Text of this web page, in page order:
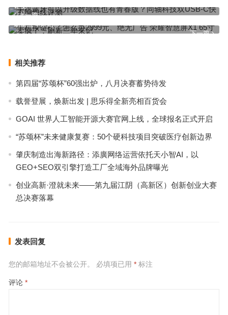
上一篇
评测
下一篇
手机按键松了怎么办2999元、绝无广告 荣耀智慧屏X1 65寸卖疯了：
刷新三年来记
相关推荐
第四届“苏颂杯”60强出炉，八月决赛蓄势待发
载誉登展，焕新出发 | 思乐得全新亮相百货会
GOAI 世界人工智能开源大赛官网上线，全球报名正式开启
“苏颂杯”未来健康复赛：50个硬科技项目突破医疗创新边界
肇庆制造出海新路径：添廣网络运营依托天小智AI，以
GEO+SEO双引擎打造工厂全域海外品牌曝光
创业高新·澄就未来——第九届江阴（高新区）创新创业大赛
总决赛落幕
发表回复
您的邮箱地址不会被公开。 必填项已用 *标注
评论 *